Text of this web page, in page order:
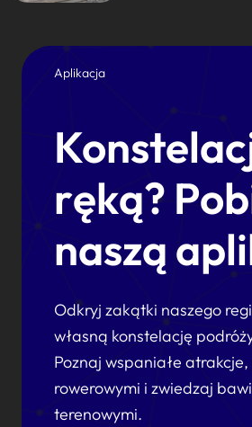
Aplikacja
ręką?
naszą
Odkryj zakątki naszego
własną konstelację
Poznaj wspaniałe
rowerowymi i zwiedzaj
terenowymi.